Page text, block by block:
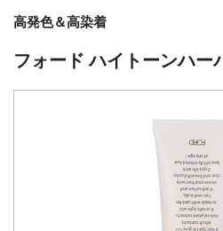
高発色＆高染着
フォード ハイトーンハー